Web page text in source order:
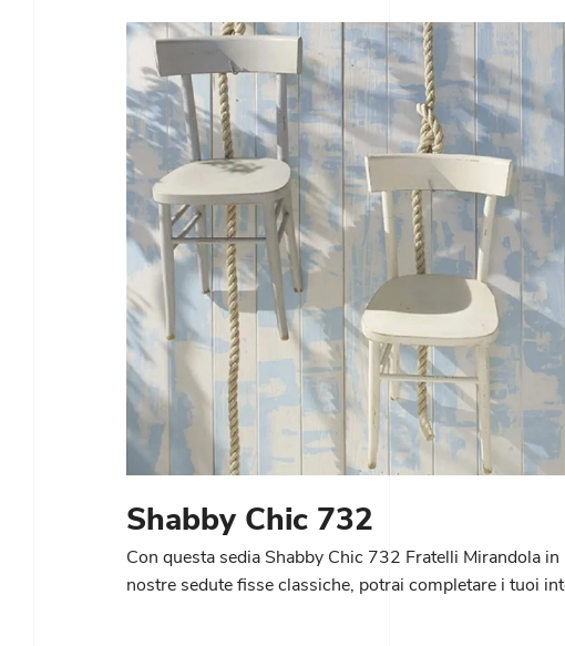
Shabby Chic 732
Con questa sedia Shabby Chic 732 Fratelli Mirandola in
nostre sedute fisse classiche, potrai completare i tuoi